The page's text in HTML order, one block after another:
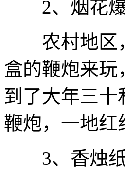
2、烟花
农村地区，
盒的鞭炮来玩
到了大年三十
鞭炮，一地红
3、香烛